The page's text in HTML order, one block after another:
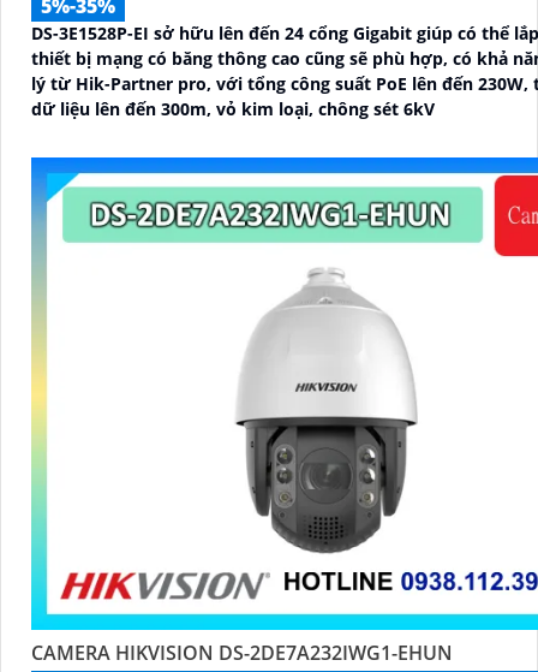
5%-35%
DS-3E1528P-EI sở hữu lên đến 24 cổng Gigabit giúp có thể
thiết bị mạng có băng thông cao cũng sẽ phù hợp, có khả
lý từ Hik-Partner pro, với tổng công suất PoE lên đến 230W,
dữ liệu lên đến 300m, vỏ kim loại, chông sét 6kV
CAMERA HIKVISION DS-2DE7A232IWG1-EHUN